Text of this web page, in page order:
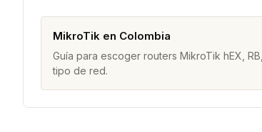
MikroTik en Colombia
Guía para escoger routers MikroTik hEX,
tipo de red.